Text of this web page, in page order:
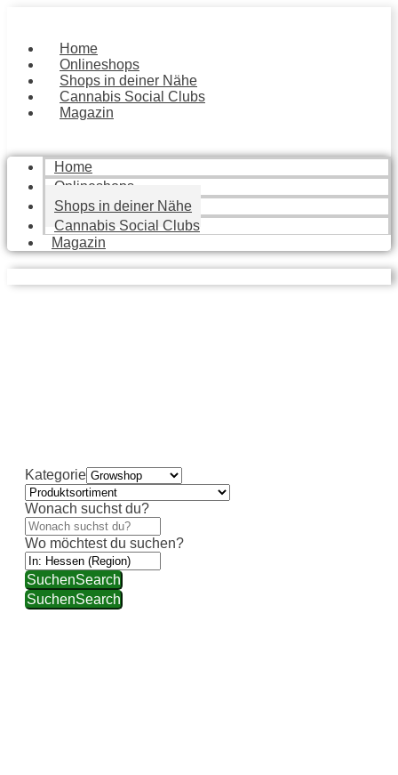
springenHome
Onlineshops
Shops in deiner Nähe
Cannabis Social Clubs
Magazin
Home
Onlineshops
Shops in deiner Nähe
Cannabis Social Clubs
Magazin
Kategorie
Wonach suchst du?
Wo möchtest du suchen?
SuchenSearch
SuchenSearch